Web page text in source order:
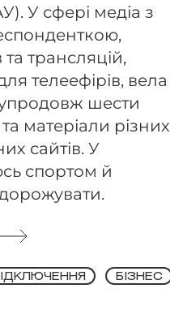
У сфері медіа з
трансляцій,
телеефірів, вела
шести
матеріали різних
сайтів. У
спортом й
БІЗНЕС